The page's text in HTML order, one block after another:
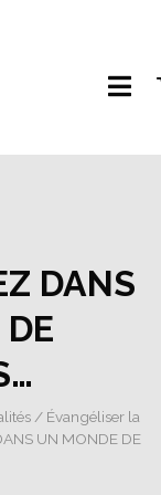
DANS
/ Évangéliser la
UN MONDE DE